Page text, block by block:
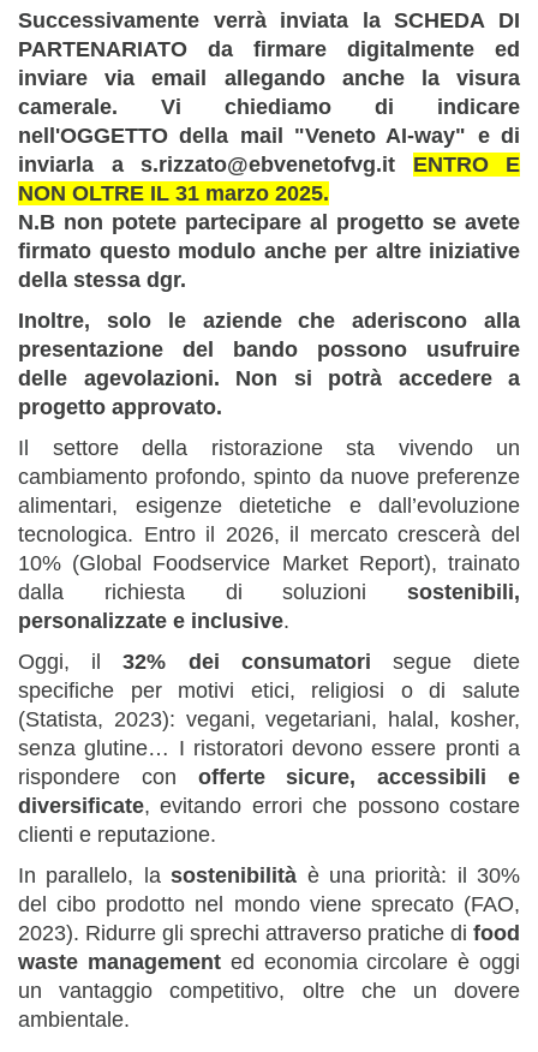
Successivamente verrà inviata la SCHEDA DI
PARTENARIATO da firmare digitalmente ed
inviare via email allegando anche la visura
camerale. Vi chiediamo di indicare
nell'OGGETTO della mail "Veneto AI-way" e di
inviarla a s.rizzato@ebvenetofvg.it ENTRO E
NON OLTRE IL 31 marzo 2025.
N.B non potete partecipare al progetto se avete
firmato questo modulo anche per altre iniziative
della stessa dgr.
Inoltre, solo le aziende che aderiscono alla
presentazione del bando possono usufruire
delle agevolazioni. Non si potrà accedere a
progetto approvato.
Il settore della ristorazione sta vivendo un
cambiamento profondo, spinto da nuove preferenze
alimentari, esigenze dietetiche e dall’evoluzione
tecnologica. Entro il 2026, il mercato crescerà del
10% (Global Foodservice Market Report), trainato
dalla richiesta di soluzioni sostenibili,
personalizzate e inclusive.
Oggi, il32% dei consumatori segue diete
specifiche per motivi etici, religiosi o di salute
(Statista, 2023): vegani, vegetariani, halal, kosher,
senza glutine… I ristoratori devono essere pronti a
rispondere con offerte sicure, accessibili e
diversificate, evitando errori che possono costare
clienti e reputazione.
In parallelo, lasostenibilità è una priorità: il 30%
del cibo prodotto nel mondo viene sprecato (FAO,
2023). Ridurre gli sprechi attraverso pratiche di food
waste managemented economia circolare è oggi
un vantaggio competitivo, oltre che un dovere
ambientale.